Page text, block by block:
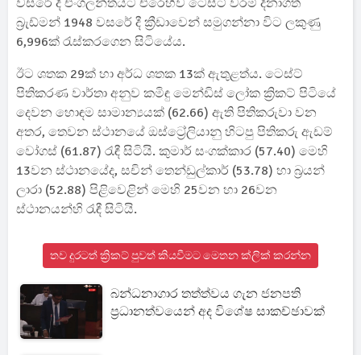
වසරේ දී එංගලන්තයට එරෙහිව ටෙස්ට් වරම් දිනාගත්
බ්‍රැඩ්මන් 1948 වසරේ දී ක්‍රීඩාවෙන් සමුගන්නා විට ලකුණු
6,996ක් රැස්කරගෙන සිටියේය.
ඊට ශතක 29ක් හා අර්ධ ශතක 13ක් ඇතුළත්ය. ටෙස්ට්
පිතිකරණ වාර්තා අනුව කමිඳු මෙන්ඩිස් ලෝක ක්‍රිකට් පිටියේ
දෙවන හොඳම සාමාන්‍යයක් (62.66) ඇති පිතිකරුවා වන
අතර, තෙවන ස්ථානයේ ඔස්ට්‍රේලියානු හිටපු පිතිකරු ඇඩම්
වෝගස් (61.87) රැඳී සිටියි. කුමාර් සංගක්කාර (57.40) මෙහි
13වන ස්ථානයේද, සචින් තෙන්ඩුල්කාර් (53.78) හා බ්‍රයන්
ලාරා (52.88) පිළිවෙළින් මෙහි 25වන හා 26වන
ස්ථානයන්හි රැඳී සිටියි.
තව දුරටත් ක්‍රිකට් පුවත් කියවීමට මෙතන ක්ලික් කරන්න
බන්ධනාගාර තත්ත්වය ගැන ජනපති
ප්‍රධානත්වයෙන් අද විශේෂ සාකච්ඡාවක්